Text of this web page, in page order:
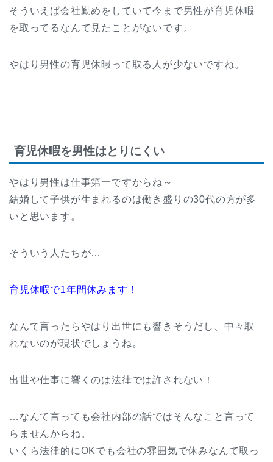
そういえば会社勤めをしていて今まで男性が育児休暇
を取ってるなんて見たことがないです。
やはり男性の育児休暇って取る人が少ないですね。
育児休暇を男性はとりにくい
やはり男性は仕事第一ですからね～
結婚して子供が生まれるのは働き盛りの30代の方が多
いと思います。
そういう人たちが…
育児休暇で1年間休みます！
なんて言ったらやはり出世にも響きそうだし、中々取
れないのが現状でしょうね。
出世や仕事に響くのは法律では許されない！
…なんて言っても会社内部の話ではそんなこと言って
らませんからね。
いくら法律的にOKでも会社の雰囲気で休みなんて取っ